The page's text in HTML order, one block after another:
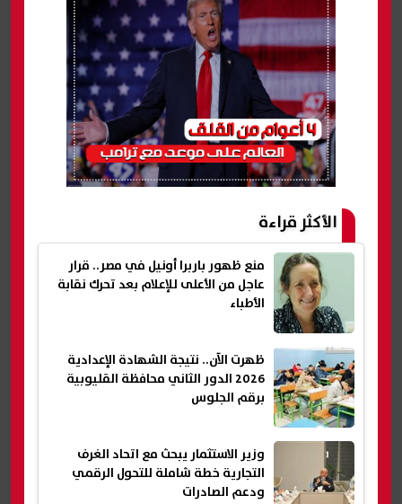
الأكثر قراءة
منع ظهور باربرا أونيل في مصر.. قرار
عاجل من الأعلى للإعلام بعد تحرك نقابة
الأطباء
ظهرت الآن.. نتيجة الشهادة الإعدادية
2026 الدور الثاني محافظة القليوبية
برقم الجلوس
وزير الاستثمار يبحث مع اتحاد الغرف
التجارية خطة شاملة للتحول الرقمي
ودعم الصادرات